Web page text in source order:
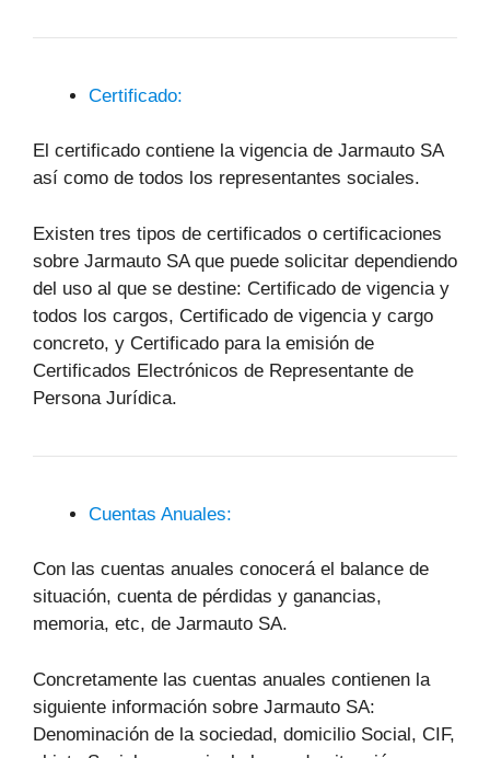
Certificado:
El certificado contiene la vigencia de Jarmauto SA
así como de todos los representantes sociales.
Existen tres tipos de certificados o certificaciones
sobre Jarmauto SA que puede solicitar dependiendo
del uso al que se destine: Certificado de vigencia y
todos los cargos, Certificado de vigencia y cargo
concreto, y Certificado para la emisión de
Certificados Electrónicos de Representante de
Persona Jurídica.
Cuentas Anuales:
Con las cuentas anuales conocerá el balance de
situación, cuenta de pérdidas y ganancias,
memoria, etc, de Jarmauto SA.
Concretamente las cuentas anuales contienen la
siguiente información sobre Jarmauto SA:
Denominación de la sociedad, domicilio Social, CIF,